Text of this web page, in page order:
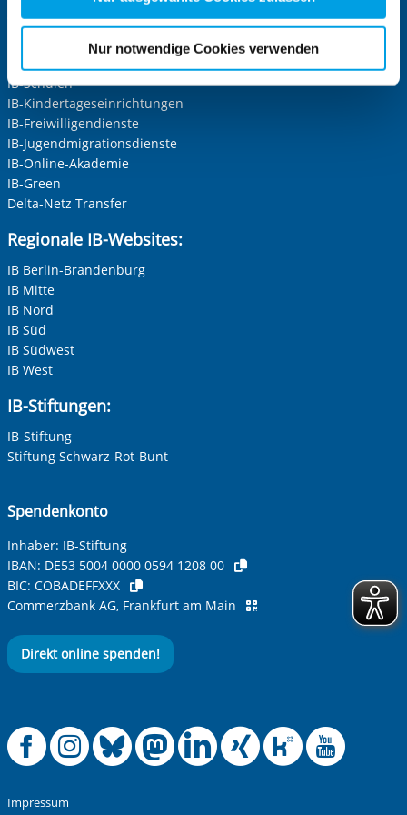
für die Zukunft widerrufen. Bitte beachten Sie: Ihre
Cookies, die erforderlich zur Bereitstellung der von Ihnen
aufgerufenen und somit gewünschten Website-
Funktionen sind. Diese Cookies setzen wir aufgrund
berechtigter Interessen und daher unabhängig von einer
Einwilligung.
Nur notwendige Cookies verwenden
Zentrale IB-Websites:
Die Internationale Arbeit des IB
IB-Personalentwicklung
IB-Schulen
IB-Kindertageseinrichtungen
IB-Freiwilligendienste
IB-Jugendmigrationsdienste
IB-Online-Akademie
IB-Green
Delta-Netz Transfer
Regionale IB-Websites:
IB Berlin-Brandenburg
IB Mitte
IB Nord
IB Süd
IB Südwest
IB West
IB-Stiftungen:
IB-Stiftung
Stiftung Schwarz-Rot-Bunt
Spendenkonto
Inhaber: IB-Stiftung
IBAN: DE53 5004 0000 0594 1208 00
BIC: COBADEFFXXX
Commerzbank AG, Frankfurt am Main
Direkt online spenden!
Offizielle
Offizielle
Offizielle
Offizielle
Offizielle
Impressum